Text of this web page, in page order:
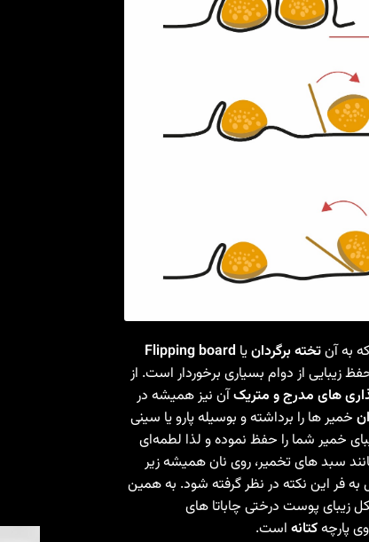
به آنتخته برگردانیا Flipping board
از دوام بسیاری برخوردار است. از
های مدرج و متریکآن نیز همیشه در
خمیر ها را برداشته و بوسیله پارو یا سینی
خمیر شما را حفظ نموده و لذا لطمه‌ای
سبد های تخمیر، روی نان همیشه زیر
فر این نکته در نظر گرفته شود. به همین
زیبای پوست درختی چاباتا های
پارچهکتانه است.